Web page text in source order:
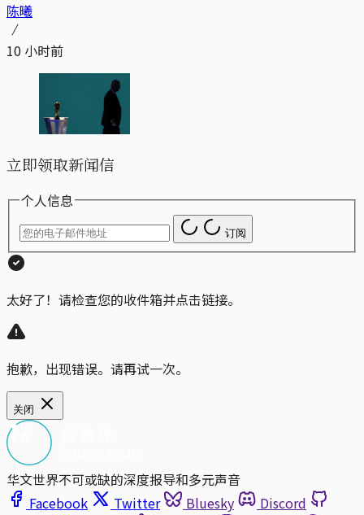
陈曦
10 小时前
立即领取新闻信
个人信息
订阅
太好了！请检查您的收件箱并点击链接。
抱歉，出现错误。请再试一次。
关闭
华文世界不可或缺的深度报导和多元声音
Facebook
Twitter Bluesky
Discord